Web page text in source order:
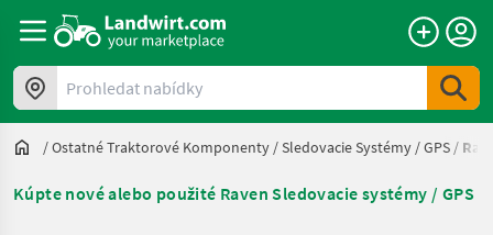
Prohledat nabídky
/Ostatné Traktorové Komponenty /Sledovacie Systémy / GPS /
Kúpte nové alebo použité Raven Sledovacie systémy / GPS